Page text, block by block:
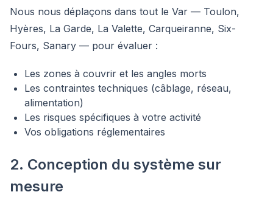
Nous nous déplaçons dans tout le Var — Toulon,
Hyères, La Garde, La Valette, Carqueiranne, Six-
Fours, Sanary — pour évaluer :
Les zones à couvrir et les angles morts
Les contraintes techniques (câblage, réseau,
alimentation)
Les risques spécifiques à votre activité
Vos obligations réglementaires
2. Conception du système sur
mesure